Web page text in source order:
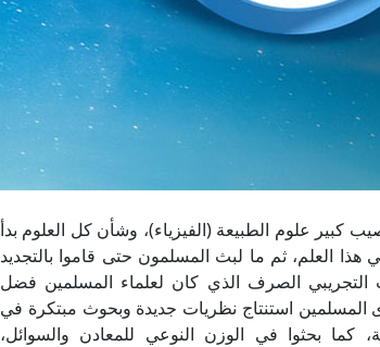
كبير علوم الطبيعة (الفيزياء)، وشأن كل العلوم بدأ
العلم، ثم ما لبث المسلمون حتى قاموا بالتجديد
الصرف الذي كان لعلماء المسلمين فضل
المسلمين استنتاج نظريات جديدة وبحوث مبتكرة في
كما بحثوا في الوزن النوعي للمعادن والسوائل،